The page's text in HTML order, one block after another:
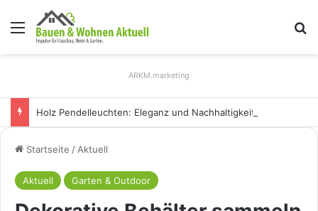
Menü
ARKM.marketing
Startseite / Aktuell
Aktuell Garten & Outdoor